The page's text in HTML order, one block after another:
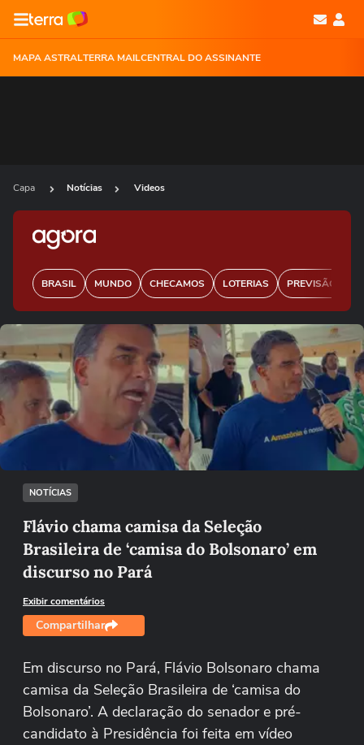
MAPA ASTRALTERRA MAILCENTRAL DO ASSINANTE
Capa Notícias Videos
BRASIL MUNDO CHECAMOS LOTERIAS PREVISÃO DO
Ops!
Não foi possível reproduzir o vídeo
Tentar novamente
NOTÍCIAS
Flávio chama camisa da Seleção
Brasileira de ‘camisa do Bolsonaro’ em
discurso no Pará
Exibir comentários
Compartilhar
Em discurso no Pará, Flávio Bolsonaro chama
camisa da Seleção Brasileira de ‘camisa do
Bolsonaro’. A declaração do senador e pré-
candidato à Presidência foi feita em vídeo